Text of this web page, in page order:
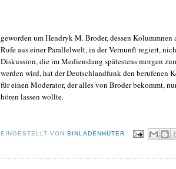
geworden um Hendryk M. Broder, dessen
Rufe aus einer Parallelwelt, in der Vernunft regiert,
Diskussion, die im Medienslang spätestens morgen
werden wird, hat der Deutschlandfunk den berufenen
für einen Moderator, der alles von Broder bekommt,
hören lassen wollte.
EINGESTELLT VON BINLADENHÜTER